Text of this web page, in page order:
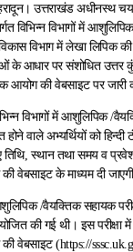
उत्तराखंड अधीनस्थ
विभिन्न विभागों में
विभाग में लेखा लिपिक
के आधार पर संशोधित उत्तर
आयोग की वेबसाइट पर जारी
विभागों में आशुलिपिक /
होने वाले अभ्यर्थियों को
तिथि, स्थान तथा समय व
वेबसाइट के माध्यम दी
/वैयक्तिक सहायक
की गई थी। इस परीक्षा में
वेबसाइट (https://